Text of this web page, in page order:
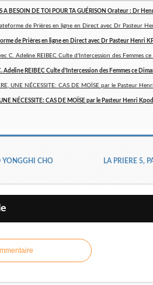
A BESOIN DE TOI POUR TA GUÉRISON Orateur : Dr
de Prières en ligne en Direct avec Dr Pasteur Henri
Adeline REIBEC Culte d'Intercession des Femmes ce
NÉCESSITE: CAS DE MOÏSE par le Pasteur Henri
YONGGHI CHO LA PRIERE 5,